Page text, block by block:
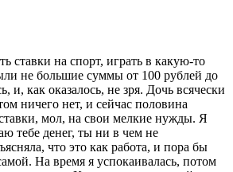
ставки на спорт, играть в какую-то
не большие суммы от 100 рублей до
и, как оказалось, не зря. Дочь всячески
ничего нет, и сейчас половина
ставки, мол, на свои мелкие нужды. Я
тебе денег, ты ни в чем не
что это как работа, и пора бы
На время я успокаивалась, потом